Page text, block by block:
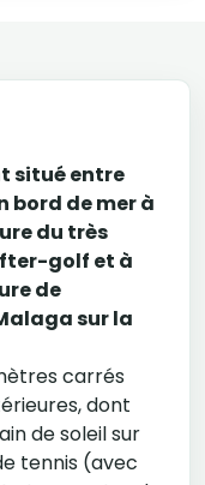
situé entre
bord de mer à
du très
golf et à
de
sur la
carrés
dont
de soleil sur
tennis (avec